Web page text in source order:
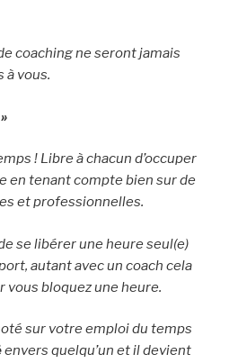
coaching ne seront jamais
à vous.
! Libre à chacun d’occuper
en tenant compte bien sur de
et professionnelles.
se libérerune heure seul(e)
autant avec un coach cela
vous bloquezune heure.
sur votre emploi du temps
envers quelqu’un et il devient